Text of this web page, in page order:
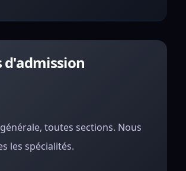
d'admission
toutes sections. Nous
les spécialités.